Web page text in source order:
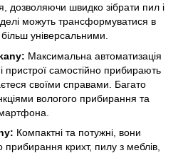
дозволяючи швидко зібрати пил і
можуть трансформуватися в
універсальними.
Максимальна автоматизація
пристрої самостійно прибирають
своїми справами. Багато
вологого прибирання та
Компактні та потужні, вони
прибирання крихт, пилу з меблів,